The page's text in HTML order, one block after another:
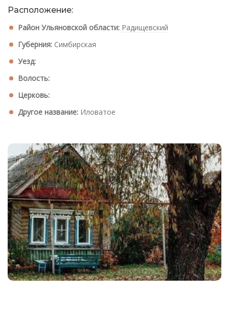
Расположение:
Район Ульяновской области: Радищевский
Губерния: Симбирская
Уезд:
Волость:
Церковь:
Другое название: Иловатое